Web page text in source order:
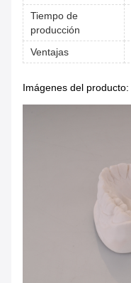
Tiempo de
producción
Ventajas
Imágenes del producto: